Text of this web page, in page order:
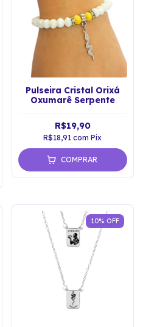
Pulseira Cristal Orixá
Oxumarê Serpente
R$19,90
R$18,91com Pix
COMPRAR
10% OFF